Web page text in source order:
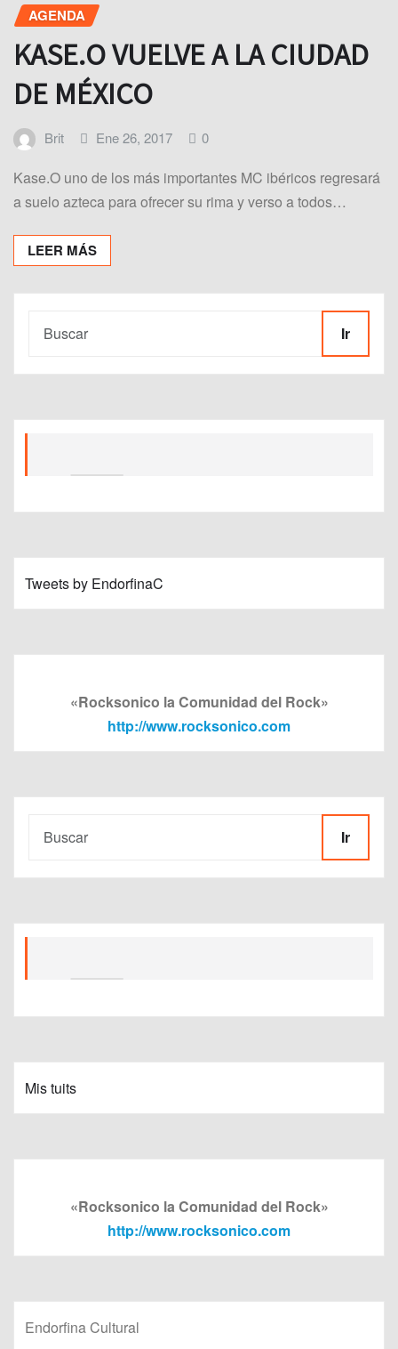
AGENDA
KASE.O VUELVE A LA CIUDAD
DE MÉXICO
Brit Ene 26, 2017 0
Kase.O uno de los más importantes MC ibéricos regresará
a suelo azteca para ofrecer su rima y verso a todos…
LEER MÁS
Ir
Tweets by EndorfinaC
«Rocksonico la Comunidad del Rock»
http://www.rocksonico.com
Ir
Mis tuits
«Rocksonico la Comunidad del Rock»
http://www.rocksonico.com
Endorfina Cultural